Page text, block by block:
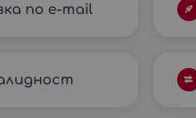
по e-mail